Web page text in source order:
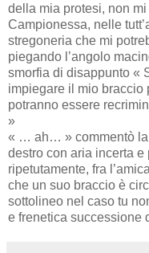
della mia protesi, non
Campionessa, nelle
stregoneria che mi
piegando l’angolo
smorfia di disappunto «
impiegare il mio braccio
potranno essere
»
« … ah… » commentò la
destro con aria incerta
ripetutamente, fra
che un suo braccio è
sottolineo nel caso tu
e frenetica